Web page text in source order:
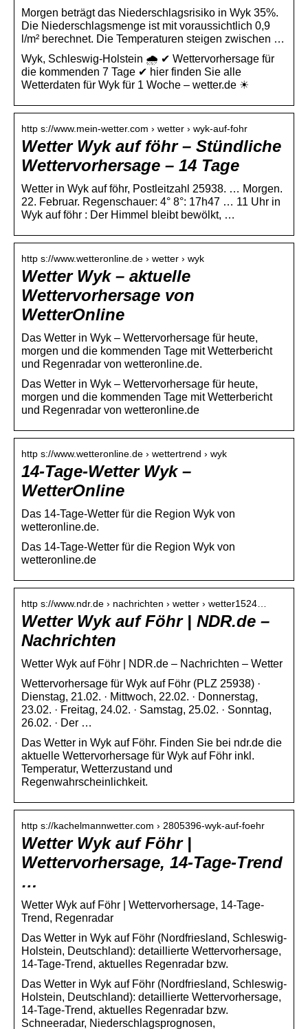
Morgen beträgt das Niederschlagsrisiko in Wyk 35%.
Die Niederschlagsmenge ist mit voraussichtlich 0,9
l/m² berechnet. Die Temperaturen steigen zwischen …
Wyk, Schleswig-Holstein 🌧️ ✔ Wettervorhersage für
die kommenden 7 Tage ✔ hier finden Sie alle
Wetterdaten für Wyk für 1 Woche – wetter.de ☀
http s://www.mein-wetter.com › wetter › wyk-auf-fohr
Wetter Wyk auf föhr – Stündliche
Wettervorhersage – 14 Tage
Wetter in Wyk auf föhr, Postleitzahl 25938. … Morgen.
22. Februar. Regenschauer: 4° 8°: 17h47 … 11 Uhr in
Wyk auf föhr : Der Himmel bleibt bewölkt, …
http s://www.wetteronline.de › wetter › wyk
Wetter Wyk – aktuelle
Wettervorhersage von
WetterOnline
Das Wetter in Wyk – Wettervorhersage für heute,
morgen und die kommenden Tage mit Wetterbericht
und Regenradar von wetteronline.de.
Das Wetter in Wyk – Wettervorhersage für heute,
morgen und die kommenden Tage mit Wetterbericht
und Regenradar von wetteronline.de
http s://www.wetteronline.de › wettertrend › wyk
14-Tage-Wetter Wyk –
WetterOnline
Das 14-Tage-Wetter für die Region Wyk von
wetteronline.de.
Das 14-Tage-Wetter für die Region Wyk von
wetteronline.de
http s://www.ndr.de › nachrichten › wetter › wetter1524…
Wetter Wyk auf Föhr | NDR.de –
Nachrichten
Wetter Wyk auf Föhr | NDR.de – Nachrichten – Wetter
Wettervorhersage für Wyk auf Föhr (PLZ 25938) ·
Dienstag, 21.02. · Mittwoch, 22.02. · Donnerstag,
23.02. · Freitag, 24.02. · Samstag, 25.02. · Sonntag,
26.02. · Der …
Das Wetter in Wyk auf Föhr. Finden Sie bei ndr.de die
aktuelle Wettervorhersage für Wyk auf Föhr inkl.
Temperatur, Wetterzustand und
Regenwahrscheinlichkeit.
http s://kachelmannwetter.com › 2805396-wyk-auf-foehr
Wetter Wyk auf Föhr |
Wettervorhersage, 14-Tage-Trend
…
Wetter Wyk auf Föhr | Wettervorhersage, 14-Tage-
Trend, Regenradar
Das Wetter in Wyk auf Föhr (Nordfriesland, Schleswig-
Holstein, Deutschland): detaillierte Wettervorhersage,
14-Tage-Trend, aktuelles Regenradar bzw.
Das Wetter in Wyk auf Föhr (Nordfriesland, Schleswig-
Holstein, Deutschland): detaillierte Wettervorhersage,
14-Tage-Trend, aktuelles Regenradar bzw.
Schneeradar, Niederschlagsprognosen,